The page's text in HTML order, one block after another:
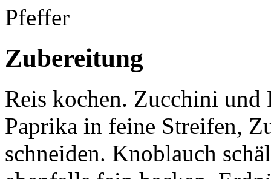
Pfeffer
Zubereitung
Reis kochen. Zucchini und
Paprika in feine Streifen,
schneiden. Knoblauch